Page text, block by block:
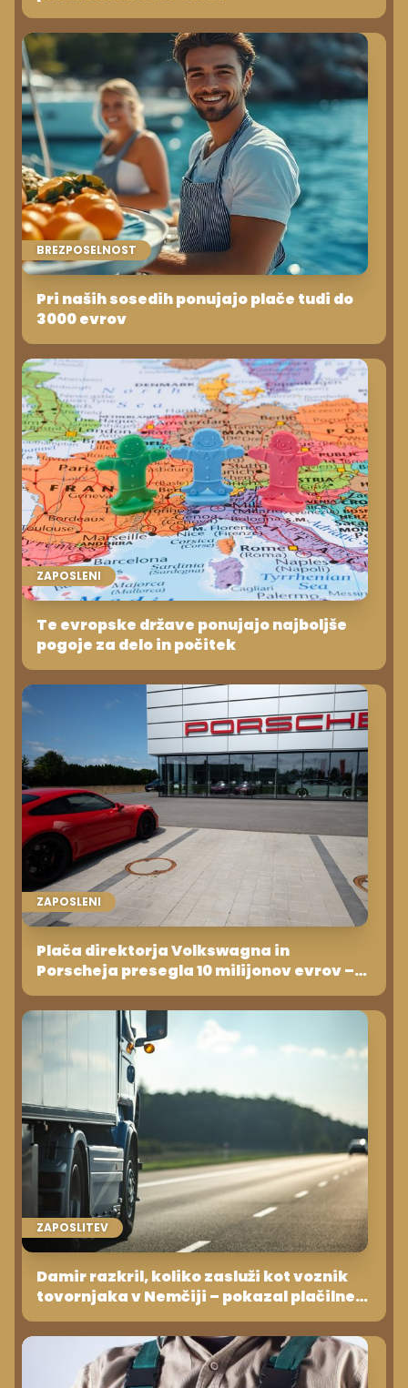
BREZPOSELNOST
Pri naših sosedih ponujajo plače tudi do
3000 evrov
ZAPOSLENI
Te evropske države ponujajo najboljše
pogoje za delo in počitek
ZAPOSLENI
Plača direktorja Volkswagna in
Porscheja presegla 10 milijonov evrov –
ZAPOSLITEV
Damir razkril, koliko zasluži kot voznik
tovornjaka v Nemčiji – pokazal plačilne